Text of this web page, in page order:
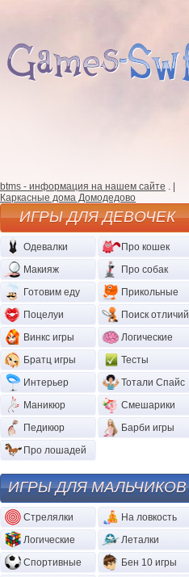
btms - информация на нашем сайте . |
Каркасные дома Домодедово
ИГРЫ ДЛЯ ДЕВОЧЕК
Одевалки
Про кошек
Макияж
Про собак
Готовим еду
Прикольные
Поцелуи
Поиск отличий
Винкс игры
Логические
Братц игры
Тесты
Интерьер
Тотали Спайс
Маникюр
Смешарики
Педикюр
Барби игры
Про лошадей
ИГРЫ ДЛЯ МАЛЬЧИКОВ
Стрелялки
На ловкость
Логические
Леталки
Спортивные
Бен 10 игры